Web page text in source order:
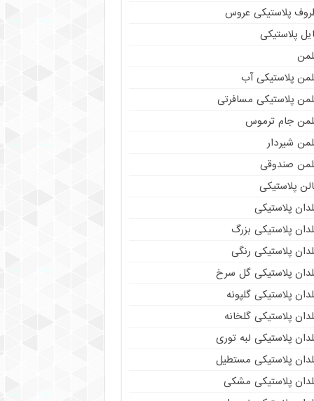
پلاستیکی عروس
پلاستیکی
پلاستیکی آب
پلاستیکی مسافرتی
جام ترموس
شیردار
صندوقی
پلاستیکی
پلاستیکی
پلاستیکی بزرگ
پلاستیکی رنگی
پلاستیکی گل سرخ
پلاستیکی گلپونه
پلاستیکی گلخانه
پلاستیکی لبه توری
پلاستیکی مستطیل
پلاستیکی مشکی